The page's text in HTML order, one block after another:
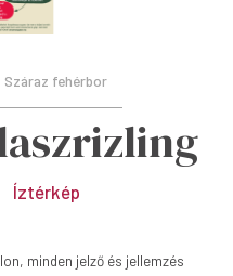
Száraz fehérbor
Íztérkép
minden jelző és jellemzés